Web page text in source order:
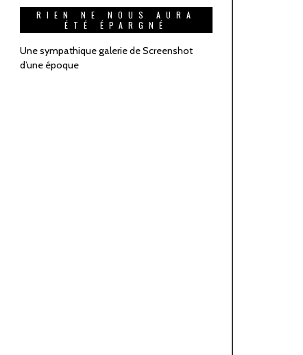
RIEN NE NOUS AURA
ÉTÉ ÉPARGNÉ
Une sympathique galerie de Screenshot
d’une époque